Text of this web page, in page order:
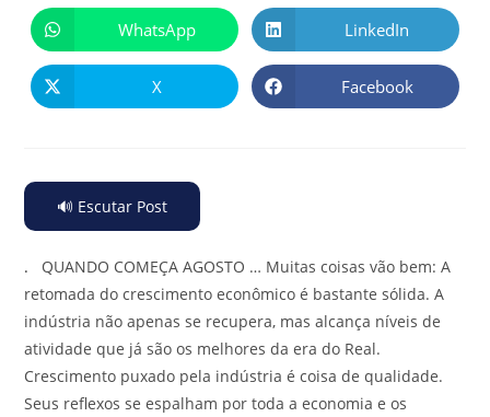
WhatsApp LinkedIn
X Facebook
🔊 Escutar Post
.
QUANDO COMEÇA AGOSTO … Muitas coisas vão bem: A
retomada do crescimento econômico é bastante sólida. A
indústria não apenas se recupera, mas alcança níveis de
atividade que já são os melhores da era do Real.
Crescimento puxado pela indústria é coisa de qualidade.
Seus reflexos se espalham por toda a economia e os